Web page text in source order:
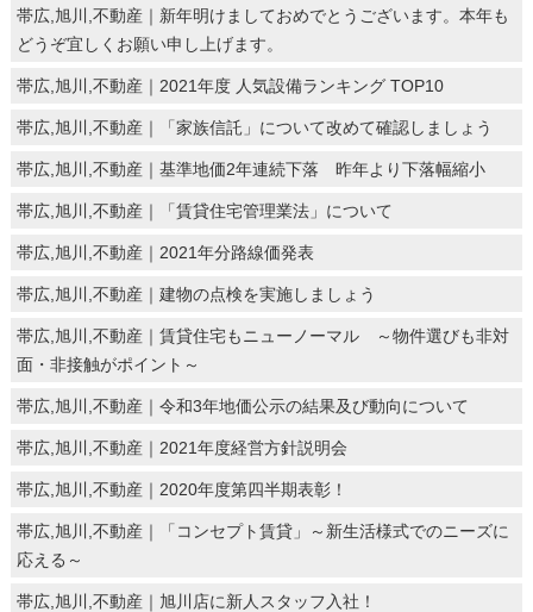
帯広,旭川,不動産｜新年明けましておめでとうございます。本年も
どうぞ宜しくお願い申し上げます。
帯広,旭川,不動産｜2021年度 人気設備ランキング TOP10
帯広,旭川,不動産｜「家族信託」について改めて確認しましょう
帯広,旭川,不動産｜基準地価2年連続下落 昨年より下落幅縮小
帯広,旭川,不動産｜「賃貸住宅管理業法」について
帯広,旭川,不動産｜2021年分路線価発表
帯広,旭川,不動産｜建物の点検を実施しましょう
帯広,旭川,不動産｜賃貸住宅もニューノーマル ～物件選びも非対
面・非接触がポイント～
帯広,旭川,不動産｜令和3年地価公示の結果及び動向について
帯広,旭川,不動産｜2021年度経営方針説明会
帯広,旭川,不動産｜2020年度第四半期表彰！
帯広,旭川,不動産｜「コンセプト賃貸」～新生活様式でのニーズに
応える～
帯広,旭川,不動産｜旭川店に新人スタッフ入社！